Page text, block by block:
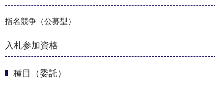
指名競争（公募型）
入札参加資格
種目（委託）